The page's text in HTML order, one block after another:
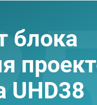
блока
UHD38